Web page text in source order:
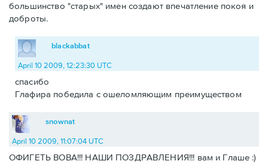
большинство "старых" имен создают впечатление покоя и
доброты.
blackabbat
April 10 2009, 12:23:30 UTC
спасибо
Глафира победила с ошеломляющим преимуществом
snownat
April 10 2009, 11:07:04 UTC
ОФИГЕТЬ ВОВА!!! НАШИ ПОЗДРАВЛЕНИЯ!!! вам и Глаше :)